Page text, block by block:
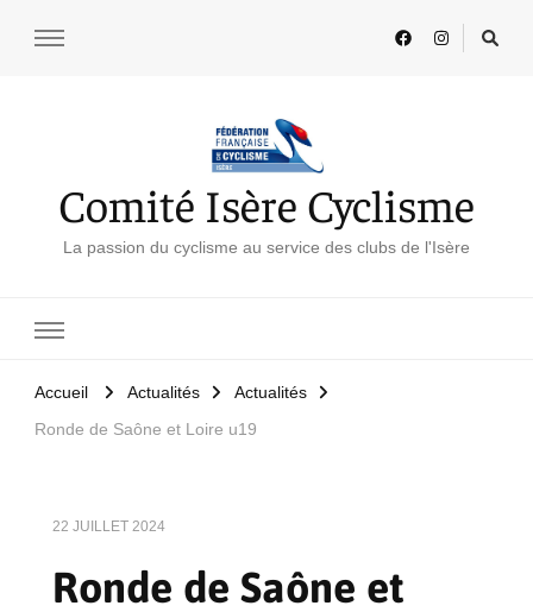
Comité Isère Cyclisme
La passion du cyclisme au service des clubs de l'Isère
Accueil Actualités
Actualités
Ronde de Saône et Loire u19
22 JUILLET 2024
Ronde de Saône et